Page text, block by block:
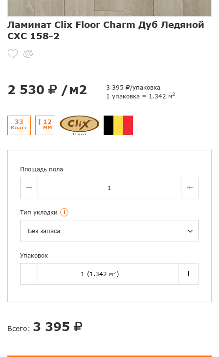
Ламинат Clix Floor Charm Дуб Ледяной
CXC 158-2
2 530 /м2 3 395
/упаковка
1 упаковка = 1.342 м2
33
Класс
12
ММ
Площадь пола
Тип укладки i
Без запаса
Упаковок
Всего: 3 395